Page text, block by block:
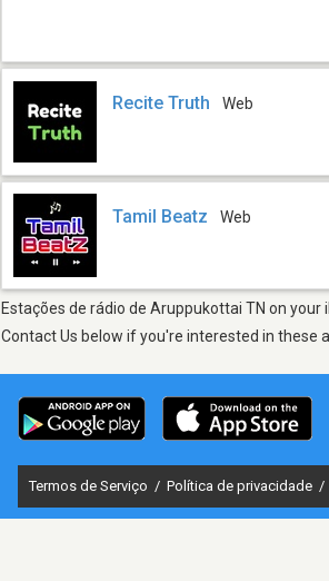
Recite Truth Web
Tamil Beatz Web
Estações de rádio de Aruppukottai TN on
Contact Us below if you're interested in these
Termos de Serviço / Política de privacidade /